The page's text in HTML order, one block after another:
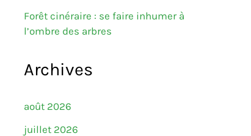
Forêt cinéraire : se faire inhumer à
l’ombre des arbres
Archives
août 2026
juillet 2026